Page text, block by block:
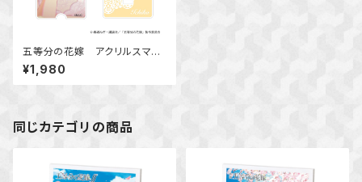
五等分の花嫁 アクリルスマホ
スタンド 中野 一花
¥1,980
同じカテゴリの商品